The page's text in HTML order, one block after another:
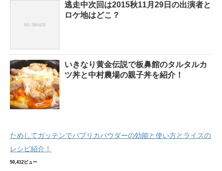
逃走中次回は2015秋11月29日の出演者と
ロケ地はどこ？
いきなり黄金伝説で板鼻館のタルタルカ
ツ丼と中村農場の親子丼を紹介！
ためしてガッテンでパプリカパウダーの効能と使い方とライスの
レシピ紹介！
50,412ビュー